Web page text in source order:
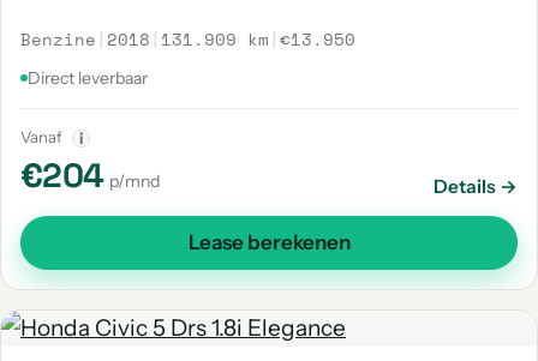
Benzine | 2018 | 131.909 km |€13.950
Direct leverbaar
Vanaf i
€204 p/mnd Details →
Lease berekenen